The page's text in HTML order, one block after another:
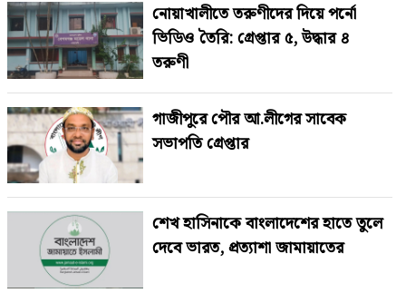
নোয়াখালীতে তরুণীদের দিয়ে পর্নো
ভিডিও তৈরি: গ্রেপ্তার ৫, উদ্ধার ৪
তরুণী
গাজীপুরে পৌর আ.লীগের সাবেক
সভাপতি গ্রেপ্তার
শেখ হাসিনাকে বাংলাদেশের হাতে তুলে
দেবে ভারত, প্রত্যাশা জামায়াতের